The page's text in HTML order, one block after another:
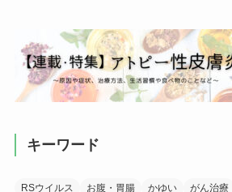
キーワード
RSウイルス お腹・胃腸 かゆい がん治療